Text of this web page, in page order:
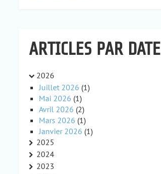
ARTICLES PAR DATE
2026
Juillet 2026 (1)
Mai 2026 (1)
Avril 2026 (2)
Mars 2026 (1)
Janvier 2026 (1)
2025
2024
2023